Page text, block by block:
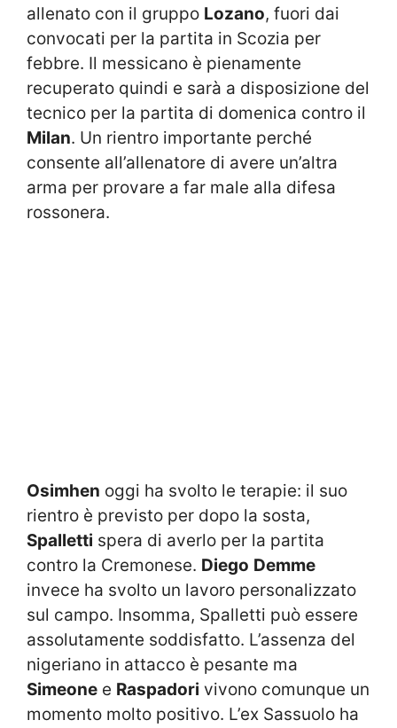
allenato con il gruppo Lozano, fuori dai
convocati per la partita in Scozia per
febbre. Il messicano è pienamente
recuperato quindi e sarà a disposizione del
tecnico per la partita di domenica contro il
Milan. Un rientro importante perché
consente all’allenatore di avere un’altra
arma per provare a far male alla difesa
rossonera.
Osimhen oggi ha svolto le terapie: il suo
rientro è previsto per dopo la sosta,
Spalletti spera di averlo per la partita
contro la Cremonese. Diego Demme
invece ha svolto un lavoro personalizzato
sul campo. Insomma, Spalletti può essere
assolutamente soddisfatto. L’assenza del
nigeriano in attacco è pesante ma
Simeone e Raspadori vivono comunque un
momento molto positivo. L’ex Sassuolo ha